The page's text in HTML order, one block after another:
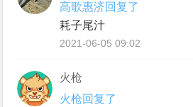
高歌惠济回复了
耗子尾汁
2021-06-05 09:02
火枪
火枪回复了